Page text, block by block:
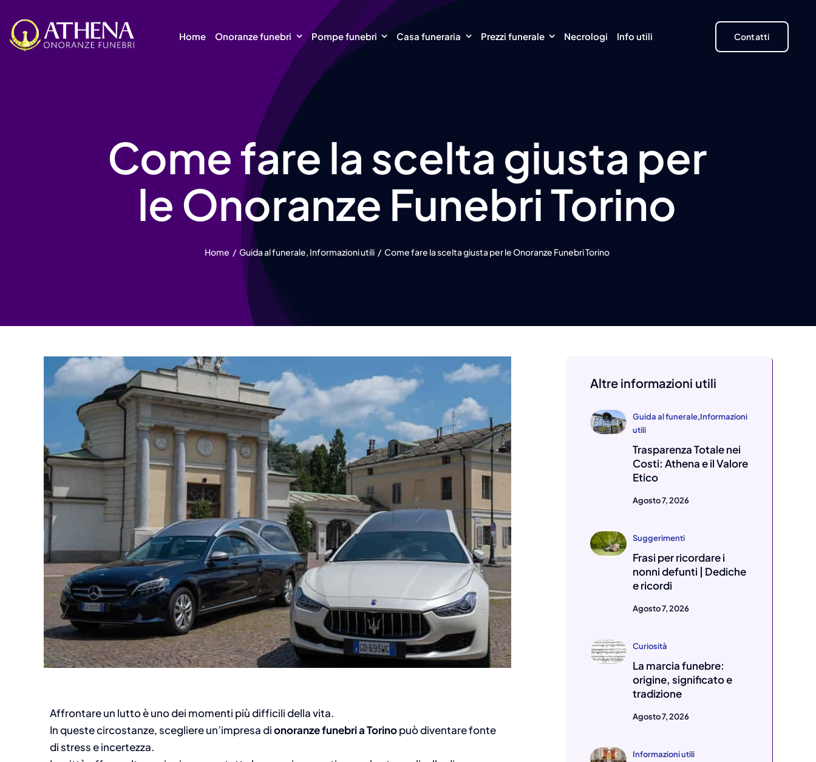
content
Home Onoranze funebri Pompe funebri Casa funeraria Prezzi funerale Necrologi Info utili Contatti
Come fare la scelta giusta per
le Onoranze Funebri Torino
Home Guida al funerale Informazioni utili Come fare la scelta giusta per le Onoranze Funebri Torino
Affrontare un lutto è uno dei momenti più difficili della vita.
In queste circostanze, scegliere un’impresa dionoranze funebri a Torinopuò diventare fonte
di stress e incertezza.
Altre informazioni utili
Guida al funerale,Informazioni
utili
Trasparenza Totale nei
Costi: Athena e il Valore
Etico
Agosto 7, 2026
Suggerimenti
Frasi per ricordare i
nonni defunti | Dediche
e ricordi
Agosto 7, 2026
Curiosità
La marcia funebre:
origine, significato e
tradizione
Agosto 7, 2026
Informazioni utili